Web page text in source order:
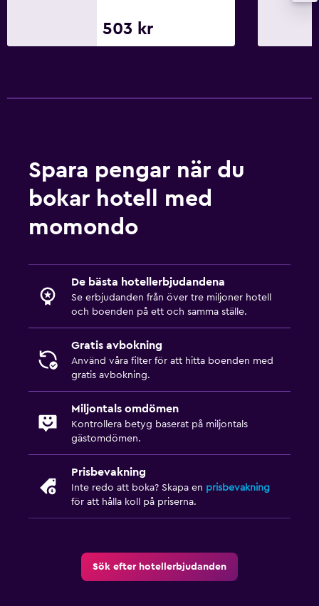
503 kr
Spara pengar när du
bokar hotell med
momondo
De bästa hotellerbjudandena
Se erbjudanden från över tre miljoner hotell
och boenden på ett och samma ställe.
Gratis avbokning
Använd våra filter för att hitta boenden med
gratis avbokning.
Miljontals omdömen
Kontrollera betyg baserat på miljontals
gästomdömen.
Prisbevakning
Inte redo att boka? Skapa en prisbevakning
för att hålla koll på priserna.
Sök efter hotellerbjudanden